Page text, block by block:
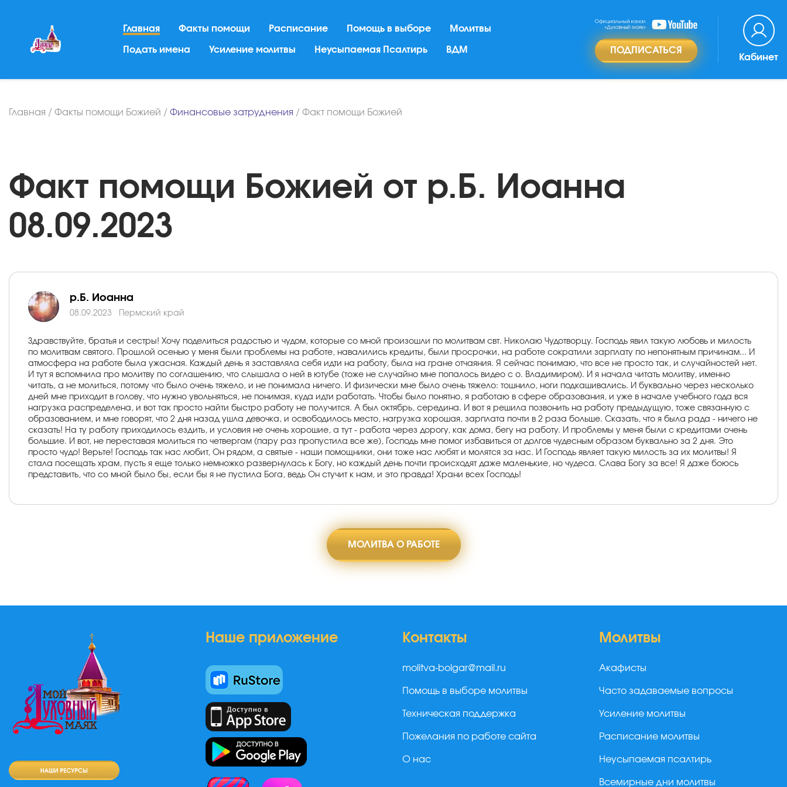
Главная Факты помощи Расписание Помощь в выборе Молитвы
Подать имена Усиление молитвы Неусыпаемая Псалтирь ВДМ ПОДПИСАТЬСЯ
Кабинет
Главная / Факты помощи Божией / Финансовые затруднения / Факт помощи Божией
Факт помощи Божией от р.Б. Иоанна
08.09.2023
р.Б. Иоанна
08.09.2023 Пермский край
Здравствуйте, братья и сестры! Хочу поделиться радостью и чудом, которые со мной произошли по молитвам свт. Николаю Чудотворцу. Господь явил такую любовь и милость
по молитвам святого. Прошлой осенью у меня были проблемы на работе, навалились кредиты, были просрочки, на работе сократили зарплату по непонятным причинам... И
атмосфера на работе была ужасная. Каждый день я заставляла себя идти на работу, была на гране отчаяния. Я сейчас понимаю, что все не просто так, и случайностей нет.
И тут я вспомнила про молитву по соглашению, что слышала о ней в ютубе (тоже не случайно мне попалось видео с о. Владимиром). И я начала читать молитву, именно
читать, а не молиться, потому что было очень тяжело, и не понимала ничего. И физически мне было очень тяжело: тошнило, ноги подкашивались. И буквально через несколько
дней мне приходит в голову, что нужно увольняться, не понимая, куда идти работать. Чтобы было понятно, я работаю в сфере образования, и уже в начале учебного года вся
нагрузка распределена, и вот так просто найти быстро работу не получится. А был октябрь, середина. И вот я решила позвонить на работу предыдущую, тоже связанную с
образованием, и мне говорят, что 2 дня назад ушла девочка, и освободилось место, нагрузка хорошая, зарплата почти в 2 раза больше. Сказать, что я была рада - ничего не
сказать! На ту работу приходилось ездить, и условия не очень хорошие, а тут - работа через дорогу, как дома, бегу на работу. И проблемы у меня были с кредитами очень
большие. И вот, не переставая молиться по четвергам (пару раз пропустила все же), Господь мне помог избавиться от долгов чудесным образом буквально за 2 дня. Это
просто чудо! Верьте! Господь так нас любит, Он рядом, а святые - наши помощники, они тоже нас любят и молятся за нас. И Господь являет такую милость за их молитвы! Я
стала посещать храм, пусть я еще только немножко развернулась к Богу, но каждый день почти происходят даже маленькие, но чудеса. Слава Богу за все! Я даже боюсь
представить, что со мной было бы, если бы я не пустила Бога, ведь Он стучит к нам, и это правда! Храни всех Господь!
МОЛИТВА О РАБОТЕ
Наше приложение Контакты
molitva-bolgar@mail.ru
Помощь в выборе молитвы
Техническая поддержка
Пожелания по работе сайта
О нас
Молитвы
Акафисты
Часто задаваемые вопросы
Усиление молитвы
Расписание молитвы
Неусыпаемая псалтирь
Всемирные дни молитвы